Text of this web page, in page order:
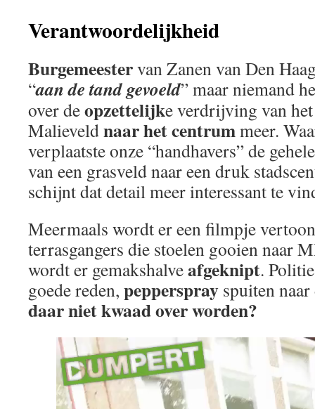
Verantwoordelijkheid
Burgemeestervan Zanen van Den
“aan de tand gevoeld” maar niemand
over deopzettelijke verdrijving van het
Malieveldnaar het centrummeer.
verplaatste onze “handhavers” de
van een grasveld naar een druk
schijnt dat detail meer interessant te
Meermaals wordt er een filmpje
terrasgangers die stoelen gooien naar
wordt er gemakshalveafgeknipt.
goede reden, pepperspray spuiten
daar niet kwaad over worden?